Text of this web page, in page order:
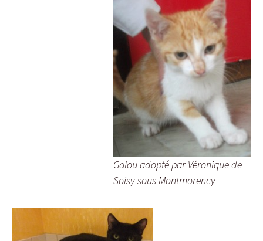
Galou adopté par Véronique de
Soisy sous Montmorency